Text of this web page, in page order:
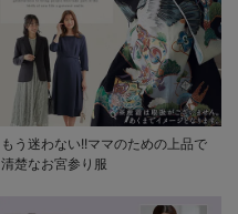
もう迷わない!!ママのための上品で
清楚なお宮参り服